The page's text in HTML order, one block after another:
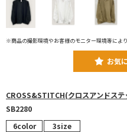
※商品の撮影環境やお客様のモニター環境等によ
お気
CROSS&STITCH(クロスアンドステ
SB2280
6color 3size